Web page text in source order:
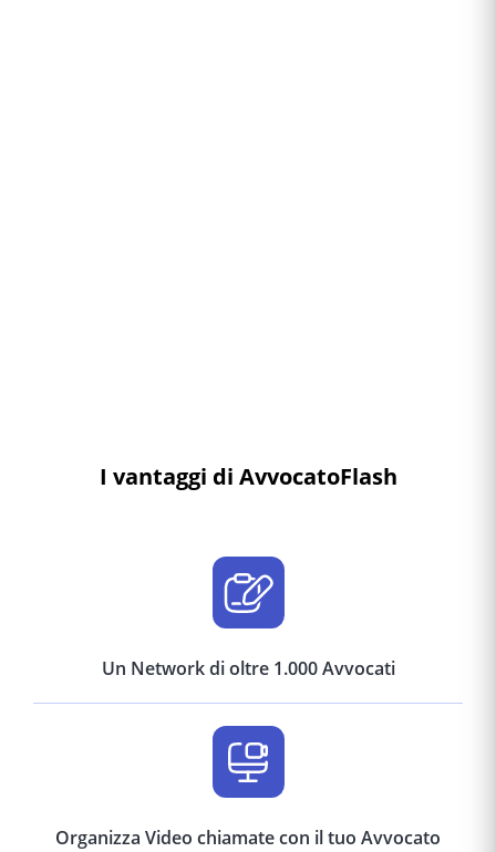
I vantaggi di AvvocatoFlash
Un Network di oltre 1.000 Avvocati
Organizza Video chiamate con il tuo Avvocato